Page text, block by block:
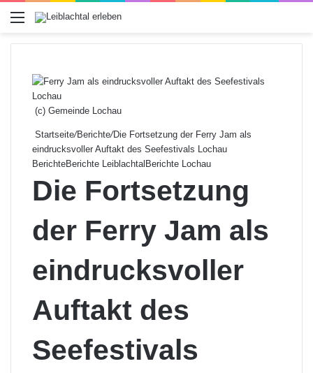
Menü
(c) Gemeinde Lochau
Startseite/Berichte/Die Fortsetzung der Ferry Jam als
eindrucksvoller Auftakt des Seefestivals Lochau
BerichteBerichte Leiblachtal Berichte Lochau
Die Fortsetzung
der Ferry Jam als
eindrucksvoller
Auftakt des
Seefestivals